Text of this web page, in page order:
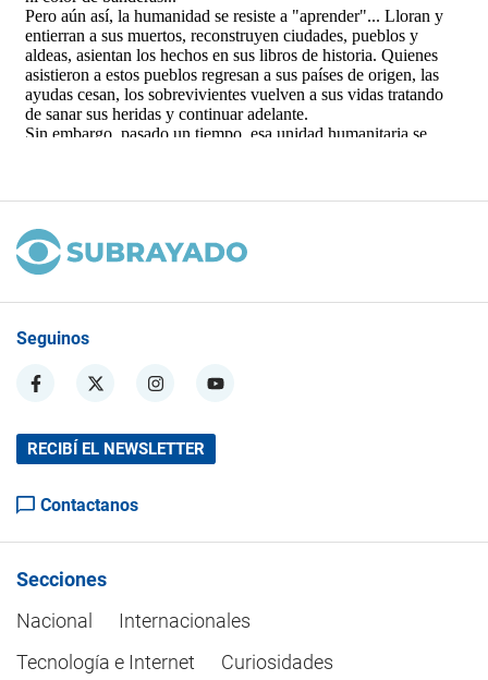
Seguinos
RECIBÍ EL NEWSLETTER
Contactanos
Secciones
Nacional
Internacionales
Tecnología e Internet
Curiosidades